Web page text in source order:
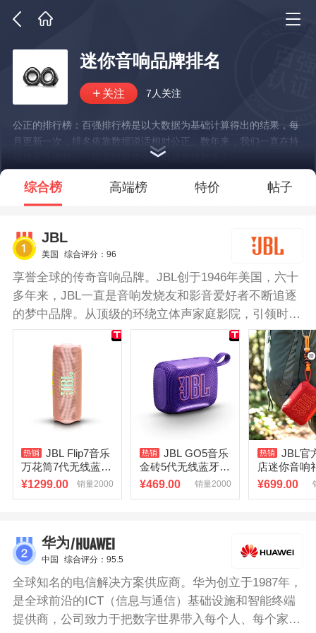
迷你音响品牌排名
7人关注
公正的排行榜：百强排行榜是以大数据为基础计算得出的结果，每
月更新一次，排名依靠数据说话相对公正。数年来，我们一直在持
续优化升级算法，排名结果也会变得越来越精准！
*说明：仅展示部分数据
综合榜 高端榜 特价 帖子
JBL
美国 综合评分：96
享誉全球的传奇音响品牌。JBL创于1946年美国，六十
多年来，JBL一直是音响发烧友和影音爱好者不断追逐
的梦中品牌。从顶级的环绕立体声家庭影院，引领时尚
潮流的多媒体音响，到高保真耳机，JBL将家居娱乐和
个人享受提高到了前所未有的水准，JBL旗下美轮美奂
的产品更是进入了全世界千万个家庭。JBL迷你音响采
用了发声腔体设计，搭配产品后部的被动重低音振膜，
打造了表现力更强，三频均衡的音质表现。外壳采用了
精致的阳极氧化处理的铝制外壳，搭配了皮革挂绳，产
品整体设计感极强，无论在家中使用还是随身携带都相
得益彰。
JBL Flip7音乐
万花筒7代无线蓝牙
音箱户外迷你便携
¥1299.00 销量2000
JBL GO5音乐
金砖5代无线蓝牙音
箱迷你便携户外防
¥469.00 销量2000
JBL官
店迷你音响
砖五代GO5
¥699.00
华为/HUAWEI
中国 综合评分：95.5
全球知名的电信解决方案供应商。华为创立于1987年，
是全球前沿的ICT（信息与通信）基础设施和智能终端
提供商，公司致力于把数字世界带入每个人、每个家